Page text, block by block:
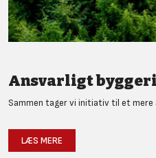
Ansvarligt byggeri
Sammen tager vi initiativ til et mere
LÆS MERE